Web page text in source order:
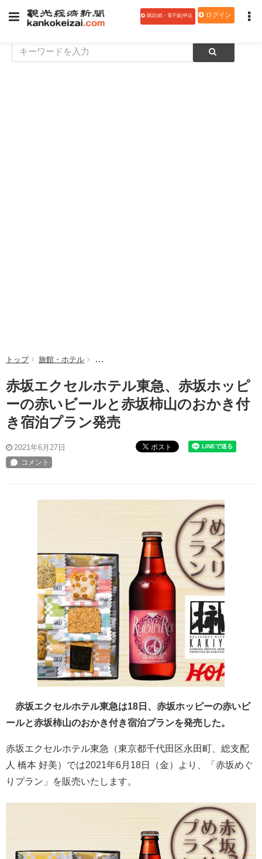
購読(紙・電子版)申込 ログイン
トップ 旅館・ホテル 赤坂エクセルホテル東急、赤坂ホッピーの赤い
赤坂エクセルホテル東急、赤坂ホッピ
ーの赤いビールと赤坂柿山のおかき付
き宿泊プラン発売
2021年6月27日 ポスト
赤坂エクセルホテル東急は18日、赤坂ホッピーの赤いビ
ールと赤坂柿山のおかき付き宿泊プランを発売した。
赤坂エクセルホテル東急（東京都千代田区永田町、総支配
人 橋本 好美）では2021年6月18日（金）より、「赤坂めぐ
りプラン」を販売いたします。